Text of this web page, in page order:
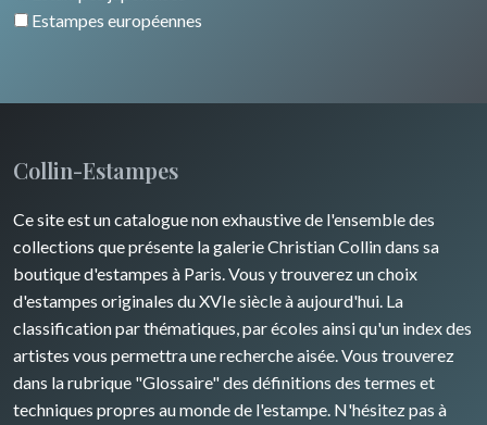
Animaux domestiques
Estampes européennes
Collin-Estampes
Ce site est un catalogue non exhaustive de l'ensemble des
collections que présente la galerie Christian Collin dans sa
boutique d'estampes à Paris. Vous y trouverez un choix
d'estampes originales du XVIe siècle à aujourd'hui. La
classification par thématiques, par écoles ainsi qu'un index des
artistes vous permettra une recherche aisée. Vous trouverez
dans la rubrique "Glossaire" des définitions des termes et
techniques propres au monde de l'estampe. N'hésitez pas à